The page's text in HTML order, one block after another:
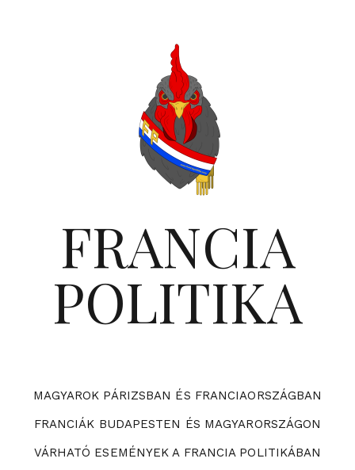
FRANCIA
POLITIKA
MAGYAROK PÁRIZSBAN ÉS FRANCIAORSZÁGBAN
FRANCIÁK BUDAPESTEN ÉS MAGYARORSZÁGON
VÁRHATÓ ESEMÉNYEK A FRANCIA POLITIKÁBAN